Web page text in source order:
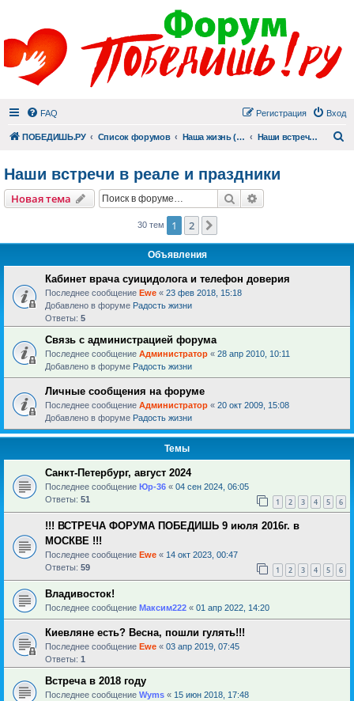
FAQ Вход
Регистрация
ПОБЕДИШЬ.РУ Список форумов Наша жизнь (не всё же о суициде!) Наши встречи в реале и праздники
Наши встречи в реале и праздники
Новая тема Поиск
30 тем 1 2
Объявления
Кабинет врача суицидолога и телефон доверия
Последнее сообщение Ewe « 23 фев 2018, 15:18
Добавлено в форуме Радость жизни
Ответы: 5
Связь с администрацией форума
Последнее сообщение Администратор « 28 апр 2010, 10:11
Добавлено в форуме Радость жизни
Личные сообщения на форуме
Последнее сообщение Администратор « 20 окт 2009, 15:08
Добавлено в форуме Радость жизни
Темы
Санкт-Петербург, август 2024
Последнее сообщение Юр-36 « 04 сен 2024, 06:05
Ответы: 51 1 2 3 4 5 6
!!! ВСТРЕЧА ФОРУМА ПОБЕДИШЬ 9 июля 2016г. в
МОСКВЕ !!!
Последнее сообщение Ewe « 14 окт 2023, 00:47
Ответы: 59 1 2 3 4 5 6
Владивосток!
Последнее сообщение Максим222 « 01 апр 2022, 14:20
Киевляне есть? Весна, пошли гулять!!!
Последнее сообщение Ewe « 03 апр 2019, 07:45
Ответы: 1
Встреча в 2018 году
Последнее сообщение Wyms « 15 июн 2018, 17:48